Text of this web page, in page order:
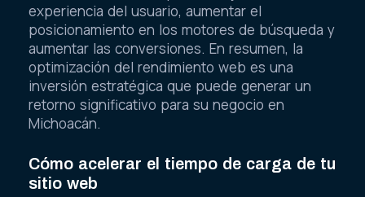
experiencia del usuario, aumentar el
posicionamiento en los motores de búsqueda y
aumentar las conversiones. En resumen, la
optimización del rendimiento web es una
inversión estratégica que puede generar un
retorno significativo para su negocio en
Michoacán.
Cómo acelerar el tiempo de carga de tu
sitio web